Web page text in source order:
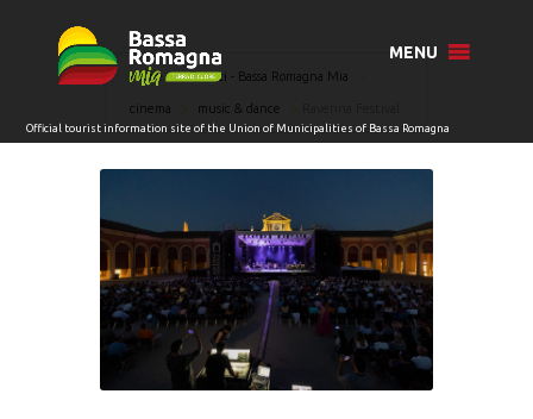
MENU
Home Eventi - Bassa Romagna Mia
cinema music & dance